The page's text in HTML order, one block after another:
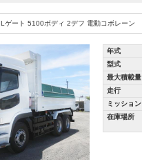
Lゲート 5100ボディ 2デフ 電動コボレーン
年式
型式
最大積載量
走行
ミッション
在庫場所